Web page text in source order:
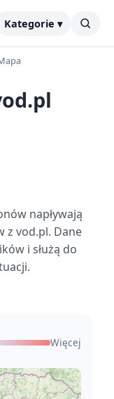
Kategorie ▾
napływają
z vod.pl. Dane
i służą do
Więcej